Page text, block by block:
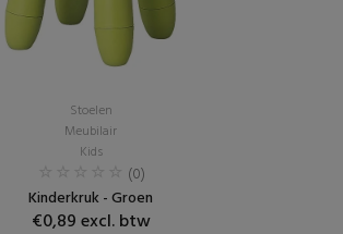
Stoelen
Meubilair
Kids
(0)
Kinderkruk - Groen
€0,89 excl. btw